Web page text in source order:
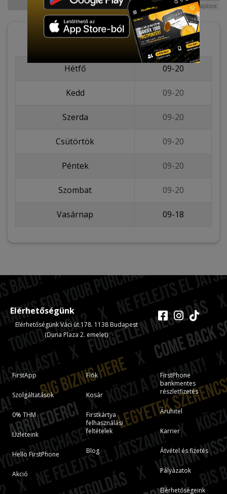
Leaflet| Map data ©OpenStreetMap contributors, Imagery ©Mapbox
Nyitvatartás
Hétfő 09-20
Kedd 09-20
Szerda 09-20
Csütörtök 09-20
Péntek 09-20
Szombat 09-20
Vasárnap 09-18
FirstApp
Szolgáltatások
0% THM
Üzleteink
Hello FirstPhone
Akció
Fiók
Kosár
Firstkártya
felhasználási
feltételek
Blog
FirstPhone
bankmentes
részletfizetés
Áruhitel
Karrier
Átvétel és fizetés
Pályázatok
Elérhetőségeink
Elérhetőségünk
Elérhetőségünk Váci út 178. 1138 Budapest
(Duna Plaza 2. emelet)